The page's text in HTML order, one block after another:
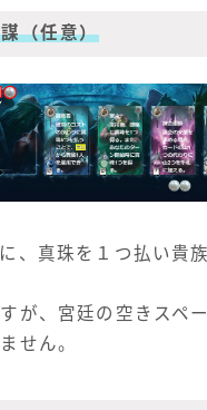
（任意）
、真珠を１つ払い貴
が、宮廷の空きスペ
せん。